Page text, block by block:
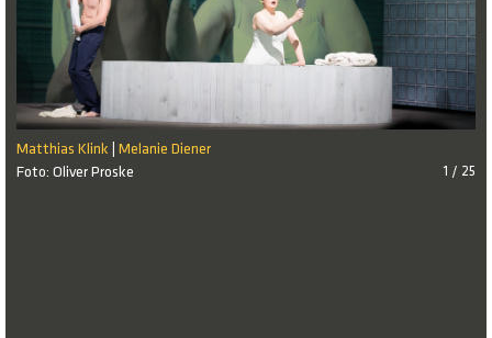
Matthias Klink
Melanie Diener
Foto: Oliver Proske
1 / 25